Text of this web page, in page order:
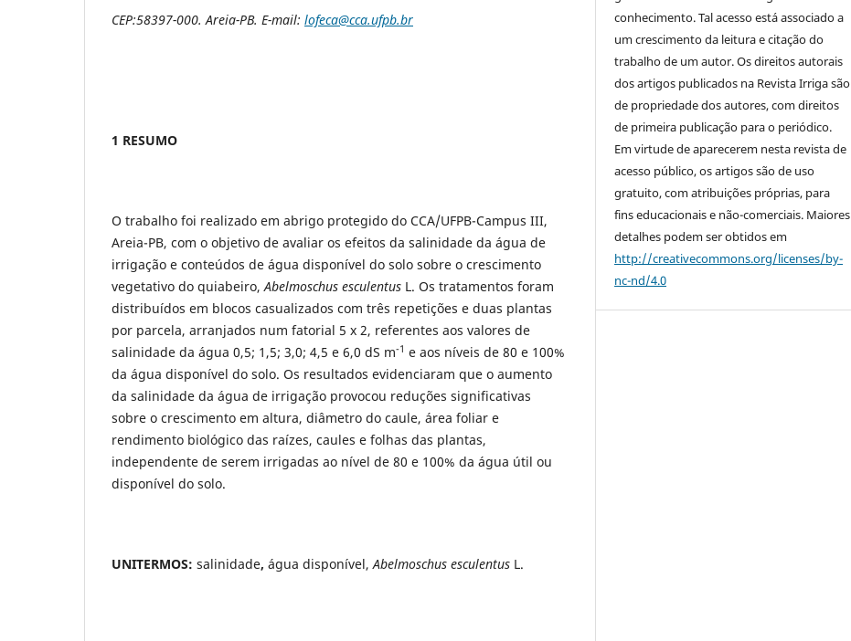
CEP:58397-000. Areia-PB. E-mail: lofeca@cca.ufpb.br
1 RESUMO
O trabalho foi realizado em abrigo protegido do CCA/UFPB-Campus III,
Areia-PB, com o objetivo de avaliar os efeitos da salinidade da água de
irrigação e conteúdos de água disponível do solo sobre o crescimento
vegetativo do quiabeiro,Abelmoschus esculentus L. Os tratamentos foram
distribuídos em blocos casualizados com três repetições e duas plantas
por parcela, arranjados num fatorial 5 x 2, referentes aos valores de
salinidade da água 0,5; 1,5; 3,0; 4,5 e 6,0 dS m-1 e aos níveis de 80 e 100%
da água disponível do solo. Os resultados evidenciaram que o aumento
da salinidade da água de irrigação provocou reduções significativas
sobre o crescimento em altura, diâmetro do caule, área foliar e
rendimento biológico das raízes, caules e folhas das plantas,
independente de serem irrigadas ao nível de 80 e 100% da água útil ou
disponível do solo.
UNITERMOS: salinidade, água disponível, Abelmoschus esculentus L.
conhecimento. Tal acesso está associado a
um crescimento da leitura e citação do
trabalho de um autor. Os direitos autorais
dos artigos publicados na Revista Irriga são
de propriedade dos autores, com direitos
de primeira publicação para o periódico.
Em virtude de aparecerem nesta revista de
acesso público, os artigos são de uso
gratuito, com atribuições próprias, para
fins educacionais e não-comerciais. Maiores
detalhes podem ser obtidos em
http://creativecommons.org/licenses/by-
nc-nd/4.0